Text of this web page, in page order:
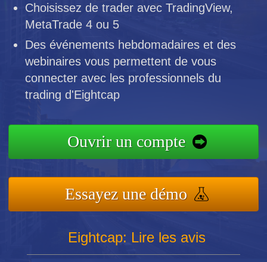
Choisissez de trader avec TradingView,
MetaTrade 4 ou 5
Des événements hebdomadaires et des
webinaires vous permettent de vous
connecter avec les professionnels du
trading d'Eightcap
Ouvrir un compte
Essayez une démo
Eightcap: Lire les avis